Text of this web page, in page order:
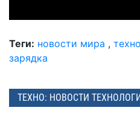
Теги: новости мира ,
зарядка
ТЕХНО: НОВОСТИ